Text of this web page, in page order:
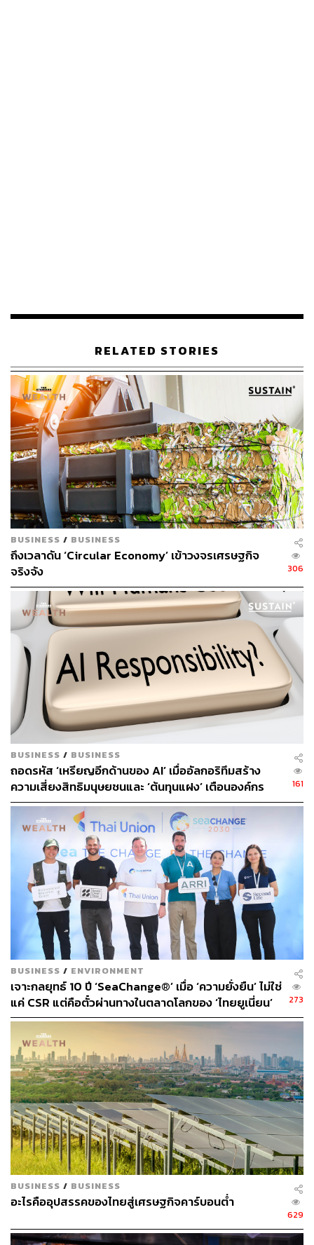
Eco-Curious EP.1
REVERB by Gadhouse เปลี่ยนขยะเหลือใช้เป็นเครื่องเล่นไว
นิลรักษ์โลก
หลายคนอาจรู้จัก ‘REVERB by Gadhouse: Repurpose
Collective’ ผ่านงาน BKKDW2024 คอลเล็กชันเครื่องเล่น
แผ่นเสียงที่ Gadhouse พัฒนาขึ้น โดยใช้สิ่งของเหลือใช้จาก
โรงงานและผลิตผลทางการเกษตรมา Upcycle ให้กลายเป็น
โปรดักต์ใหม่ที่ทั้งรักษ์โลก ใช้งานได้จริง และยังช่วยให้
คุณภาพเสียงจากเครื่องเล่นดีกว่าเดิมด้วย
จุดเริ่มต้นของ REVERB คืออะไร แล้วช่วยรักษ์โลกอย่างไร
ได้บ้าง ตามไปหาคำตอบกันได้ใน Eco-Curious รายการที่จะ
พาไปซอกแซกดูมุม Sustain ของแบรนด์ต่างๆ ที่จะทำให้โลก
ของเราน่าอยู่ยิ่งขึ้น กับตอนแรก REVERB by Gadhouse
บทความ: https://thestandard.co/life/reverb-by-gadhouse
View this post on Instagram
A post shared by THE STANDARD LIFE (@thestandard.life)
RELATED STORIES
BUSINESS / BUSINESS
ถึงเวลาดัน ‘Circular Economy’ เข้าวงจรเศรษฐกิจ
จริงจัง
306
BUSINESS / BUSINESS
ถอดรหัส ‘เหรียญอีกด้านของ AI’ เมื่ออัลกอริทึมสร้าง
ความเสี่ยงสิทธิมนุษยชนและ ‘ต้นทุนแฝง’ เตือนองค์กร
ระวังกับดักอคติเชิงระบบ ก่อนกระทบมูลค่าแบรนด์ระยะ
ยาว
161
BUSINESS / ENVIRONMENT
เจาะกลยุทธ์ 10 ปี ‘SeaChange®’ เมื่อ ‘ความยั่งยืน’ ไม่ใช่
แค่ CSR แต่คือตั๋วผ่านทางในตลาดโลกของ ‘ไทยยูเนี่ยน’
273
BUSINESS / BUSINESS
อะไรคืออุปสรรคของไทยสู่เศรษฐกิจคาร์บอนต่ำ
629